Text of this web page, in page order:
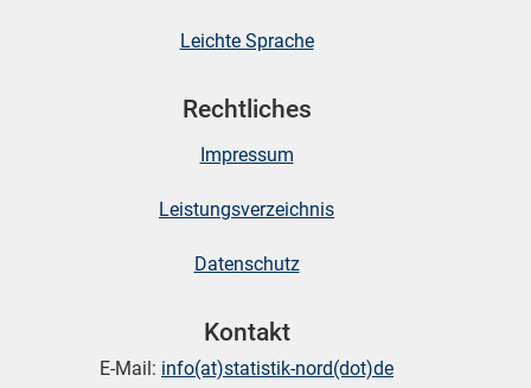
Leichte Sprache
Rechtliches
Impressum
Leistungsverzeichnis
Datenschutz
Kontakt
E-Mail: info(at)statistik-nord(dot)de